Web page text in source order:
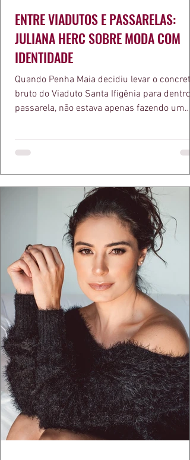
ENTRE VIADUTOS E PASSARELAS:
JULIANA HERC SOBRE MODA COM
IDENTIDADE
Quando Penha Maia decidiu levar o concreto
bruto do Viaduto Santa Ifigênia para dentro
passarela, não estava apenas fazendo um
a apresentadora e influenciadora Juliana
defende há tempos, o de que moda
estruturas geométricas, volumes
aquele concreto aparente típico da
arquitetura paulistana em peças de vestir,